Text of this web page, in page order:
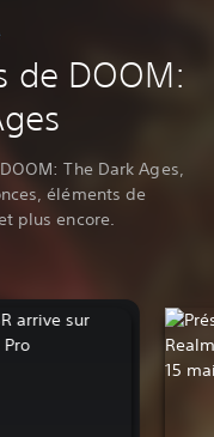
de DOOM:
The Dark Ages,
éléments de
plus encore.